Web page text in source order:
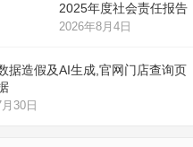
2025年度社会责任报告
2026年8月4日
据造假及AI生成,官网门店查询页
30日